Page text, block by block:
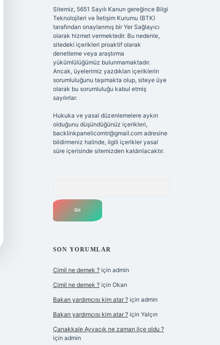
Sitemiz, 5651 Sayılı Kanun gereğince Bilgi
Teknolojileri ve İletişim Kurumu (BTK)
tarafından onaylanmış bir Yer Sağlayıcı
olarak hizmet vermektedir. Bu nedenle,
sitedeki içerikleri proaktif olarak
denetleme veya araştırma
yükümlülüğümüz bulunmamaktadır.
Ancak, üyelerimiz yazdıkları içeriklerin
sorumluluğunu taşımakta olup, siteye üye
olarak bu sorumluluğu kabul etmiş
sayılırlar.
Hukuka ve yasal düzenlemelere aykırı
olduğunu düşündüğünüz içerikleri,
backlinkpanelicomtr@gmail.comadresine
bildirmeniz halinde, ilgili içerikler yasal
süre içerisinde sitemizden kaldırılacaktır.
SON YORUMLAR
Cimil ne demek ?için admin
Cimil ne demek ?için Okan
Bakan yardımcısı kim atar ?için admin
Bakan yardımcısı kim atar ?için Yalçın
Çanakkale Ayvacık ne zaman ilçe oldu ?
için admin